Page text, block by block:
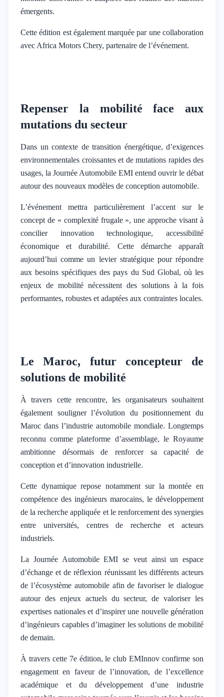
émergents.
Cette édition est également marquée par une collaboration
avec Africa Motors Chery, partenaire de l’événement.
Repenser la mobilité face aux
mutations du secteur
Dans un contexte de transition énergétique, d’exigences
environnementales croissantes et de mutations rapides des
usages, la Journée Automobile EMI entend ouvrir le débat
autour des nouveaux modèles de conception automobile.
L’événement mettra particulièrement l’accent sur le
concept de « complexité frugale », une approche visant à
concilier innovation technologique, accessibilité
économique et durabilité. Cette démarche apparaît
aujourd’hui comme un levier stratégique pour répondre
aux besoins spécifiques des pays du Sud Global, où les
enjeux de mobilité nécessitent des solutions à la fois
performantes, robustes et adaptées aux contraintes locales.
Le Maroc, futur concepteur de
solutions de mobilité
À travers cette rencontre, les organisateurs souhaitent
également souligner l’évolution du positionnement du
Maroc dans l’industrie automobile mondiale. Longtemps
reconnu comme plateforme d’assemblage, le Royaume
ambitionne désormais de renforcer sa capacité de
conception et d’innovation industrielle.
Cette dynamique repose notamment sur la montée en
compétence des ingénieurs marocains, le développement
de la recherche appliquée et le renforcement des synergies
entre universités, centres de recherche et acteurs
industriels.
La Journée Automobile EMI se veut ainsi un espace
d’échange et de réflexion réunissant les différents acteurs
de l’écosystème automobile afin de favoriser le dialogue
autour des enjeux actuels du secteur, de valoriser les
expertises nationales et d’inspirer une nouvelle génération
d’ingénieurs capables d’imaginer les solutions de mobilité
de demain.
À travers cette 7e édition, le club EMInnov confirme son
engagement en faveur de l’innovation, de l’excellence
académique et du développement d’une industrie